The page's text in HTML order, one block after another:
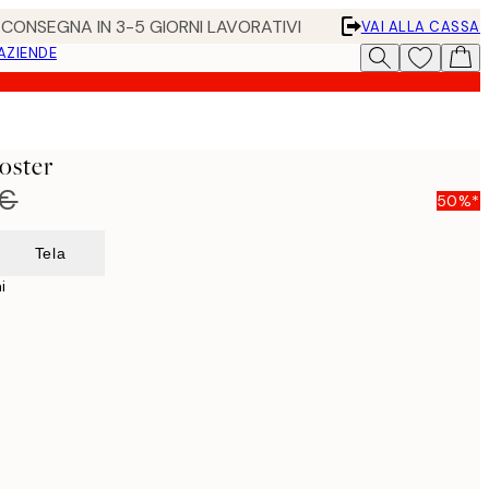
IN 3-5 GIORNI LAVORATIVI
VAI ALLA CASSA
50%*
Tela